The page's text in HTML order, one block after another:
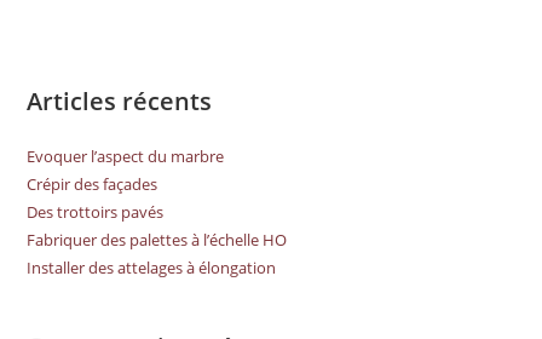
Articles récents
Evoquer l’aspect du marbre
Crépir des façades
Des trottoirs pavés
Fabriquer des palettes à l’échelle HO
Installer des attelages à élongation